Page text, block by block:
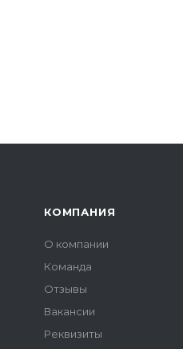
КОМПАНИЯ
О компании
Команда
Отзывы
Вакансии
Реквизиты